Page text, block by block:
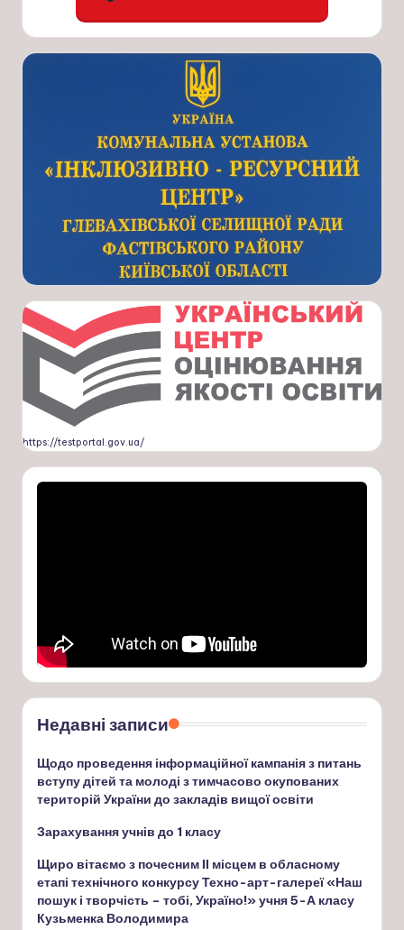
https://testportal.gov.ua/
Недавні записи
Щодо проведення інформаційної кампанія з питань
вступу дітей та молоді з тимчасово окупованих
територій України до закладів вищої освіти
Зарахування учнів до 1 класу
Щиро вітаємо з почесним ІІ місцем в обласному
етапі технічного конкурсу Техно-арт-галереї «Наш
пошук і творчість – тобі, Україно!» учня 5-А класу
Кузьменка Володимира